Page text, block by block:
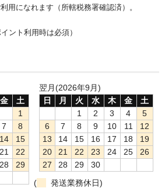
ー
？
用になれます（所轄税務署確認済）。
イント利用時は必須）
金
土
1
7
8
14
15
21
22
28
29
翌月(2026年9月)
日
月 火 水 木 金
土
1
2 3 4
5
6
7 8 9 10 11
12
13
14 15 16 17 18
19
20
21 22 23 24 25
26
27
28 29
30
(
発送業務休日)